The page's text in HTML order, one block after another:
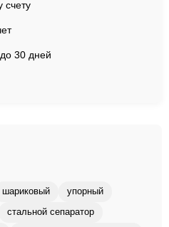
счету
30 дней
шариковый упорный
стальной сепаратор